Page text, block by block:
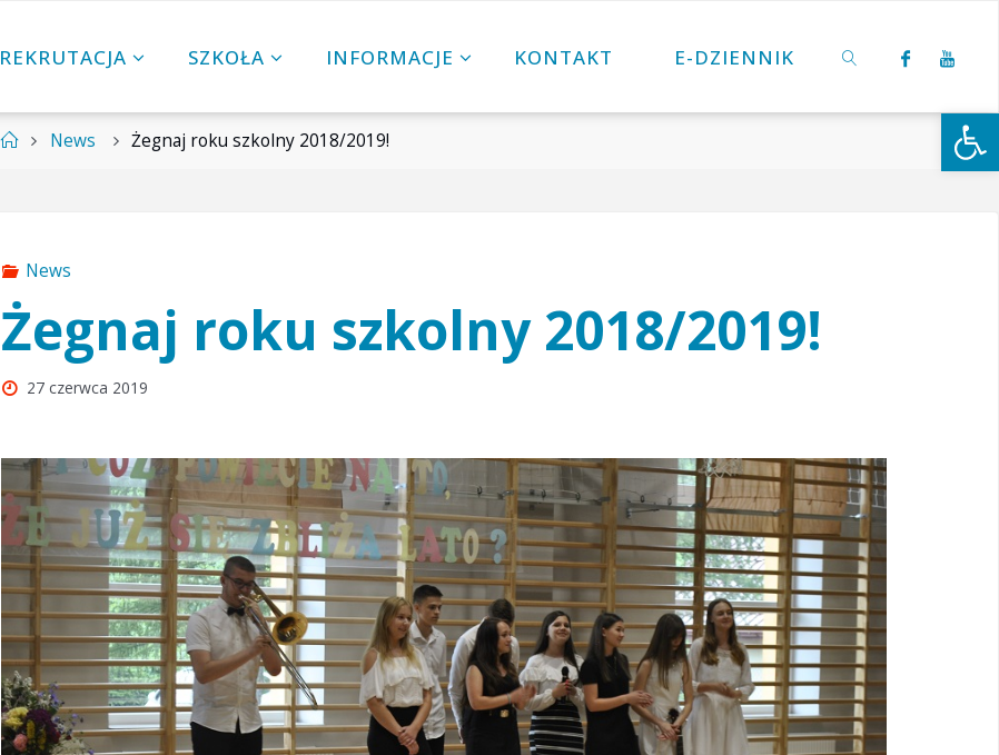
REKRUTACJA SZKOŁA INFORMACJE KONTAKT E-DZIENNIK
StronaNews Żegnaj roku szkolny 2018/2019!
News
Żegnaj roku szkolny 2018/2019!
27 czerwca 2019